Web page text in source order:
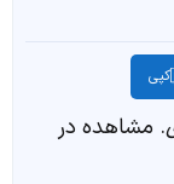
کپی
. مشاهده در